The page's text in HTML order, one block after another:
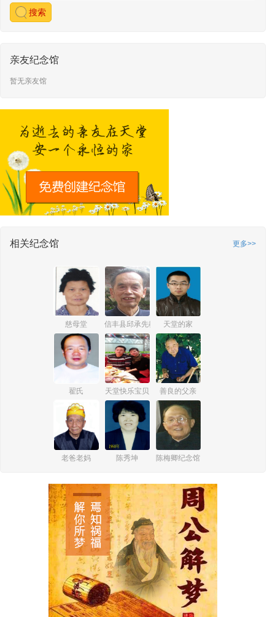
形愚若正敬献了金元宝100两
敬献时间：2026-04-01 04:42
形愚若正敬献了糯米卷
敬献时间：2026-04-01 04:40
搜索
亲友纪念馆
暂无亲友馆
相关纪念馆 更多>>
慈母堂 信丰县邱承先教师纪念馆
天堂的家
翟氏 天堂快乐宝贝 善良的父亲
老爸老妈 陈秀坤 陈梅卿纪念馆